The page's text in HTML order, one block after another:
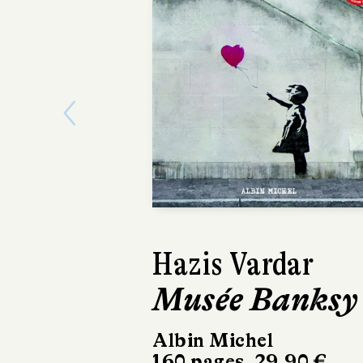
Hazis Vardar
Musée Banksy
Albin Michel
Antoine
Le
Previous